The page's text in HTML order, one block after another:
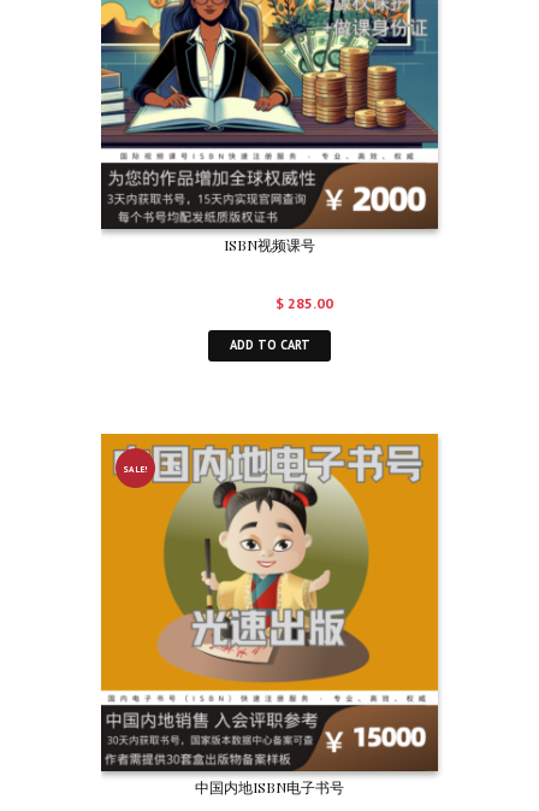
ISBN视频课号
$285.00
ADD TO CART
SALE!
中国内地ISBN电子书号